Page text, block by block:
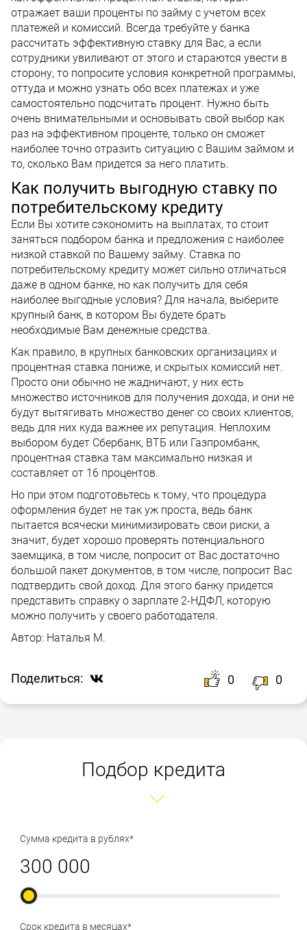
отражает ваши проценты по займу с учетом всех
платежей и комиссий. Всегда требуйте у банка
рассчитать эффективную ставку для Вас, а если
сотрудники увиливают от этого и стараются увести в
сторону, то попросите условия конкретной программы,
оттуда и можно узнать обо всех платежах и уже
самостоятельно подсчитать процент. Нужно быть
очень внимательными и основывать свой выбор как
раз на эффективном проценте, только он сможет
наиболее точно отразить ситуацию с Вашим займом и
то, сколько Вам придется за него платить.
Как получить выгодную ставку по
потребительскому кредиту
Если Вы хотите сэкономить на выплатах, то стоит
заняться подбором банка и предложения с наиболее
низкой ставкой по Вашему займу. Ставка по
потребительскому кредиту может сильно отличаться
даже в одном банке, но как получить для себя
наиболее выгодные условия? Для начала, выберите
крупный банк, в котором Вы будете брать
необходимые Вам денежные средства.
Как правило, в крупных банковских организациях и
процентная ставка пониже, и скрытых комиссий нет.
Просто они обычно не жадничают, у них есть
множество источников для получения дохода, и они не
будут вытягивать множество денег со своих клиентов,
ведь для них куда важнее их репутация. Неплохим
выбором будет Сбербанк, ВТБ или Газпромбанк,
процентная ставка там максимально низкая и
составляет от 16 процентов.
Но при этом подготовьтесь к тому, что процедура
оформления будет не так уж проста, ведь банк
пытается всячески минимизировать свои риски, а
значит, будет хорошо проверять потенциального
заемщика, в том числе, попросит от Вас достаточно
большой пакет документов, в том числе, попросит Вас
подтвердить свой доход. Для этого банку придется
представить справку о зарплате 2-НДФЛ, которую
можно получить у своего работодателя.
Автор: Наталья М.
Поделиться: 0 0
Подбор кредита
Сумма кредита в рублях*
Срок кредита в месяцах*